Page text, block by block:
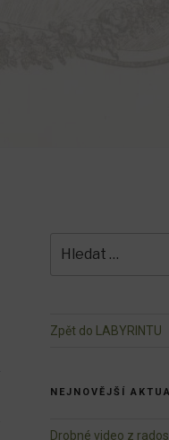
Zpět do LABYRINTU
NEJNOVĚJŠÍ
Drobné video z